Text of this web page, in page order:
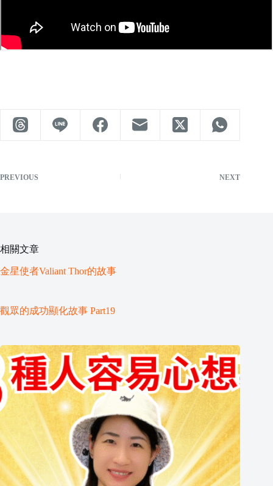
PREVIOUS NEXT
相關文章
金星使者Valiant Thor的故事
觀眾的成功顯化故事 Part19